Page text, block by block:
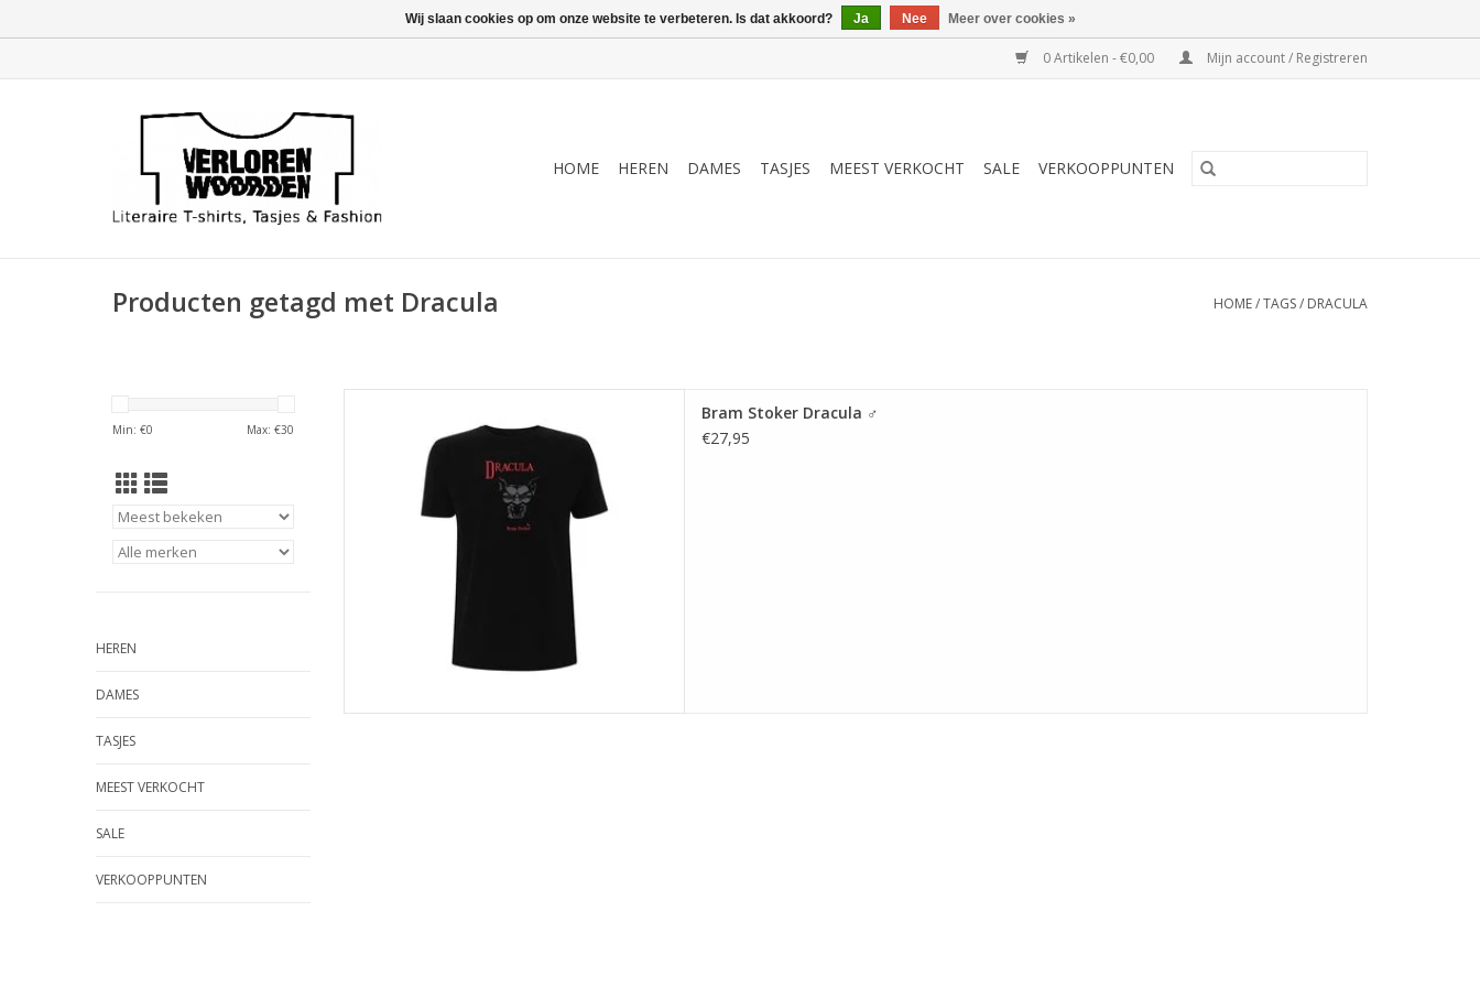
0 Artikelen - €0,00 Mijn account / Registreren
HOME HEREN DAMES TASJES MEEST VERKOCHT SALE VERKOOPPUNTEN
Producten getagd met Dracula HOME/TAGS/ DRACULA
Min: €0 Max: €30
HEREN
DAMES
TASJES
MEEST VERKOCHT
SALE
VERKOOPPUNTEN
deze Gothic Novel uit 1897 met artwork door
TOEVOEGEN AAN WINKELWAGEN
Bram Stoker Dracula ♂
€27,95
Wij slaan cookies op om onze website te verbeteren. Is dat akkoord? Ja Nee Meer over cookies »